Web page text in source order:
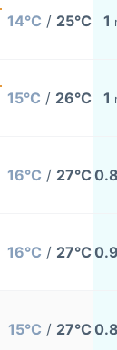
14°C / 25°C 1
15°C / 26°C 1
16°C / 27°C 0.8
16°C / 27°C 0.9
15°C / 27°C 0.8